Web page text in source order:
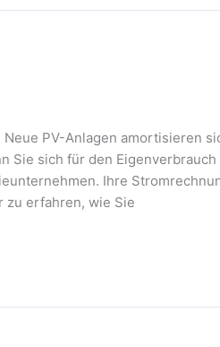
PV-Anlagen amortisieren
Sie sich für den
Ihre
zu erfahren, wie Sie